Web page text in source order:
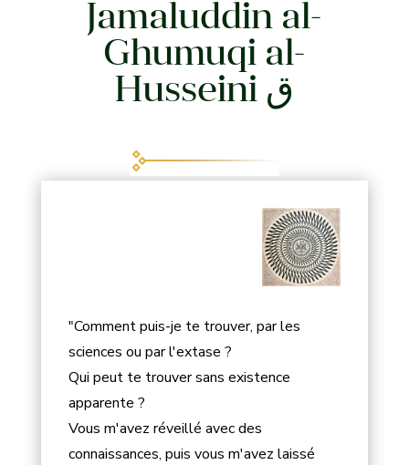
Jamaluddin al-
Ghumuqi al-
Husseini ق
"Comment puis-je te trouver, par les
sciences ou par l'extase ?
Qui peut te trouver sans existence
apparente ?
Vous m'avez réveillé avec des
connaissances, puis vous m'avez laissé